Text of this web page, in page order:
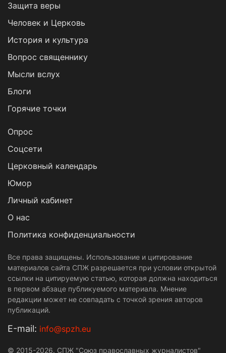
Защита веры
Человек и Церковь
История и культура
Вопрос священнику
Мысли вслух
Блоги
Горячие точки
Опрос
Cоцсети
Церковный календарь
Юмор
Личный кабинет
О нас
Политика конфиденциальности
Все права защищены. Использование и цитирование
материалов сайта СПЖ разрешается при условии открытой
ссылки на цитируемую статью, которая должна находиться
в первом абзаце публикуемого материала. Мнение
редакции может не совпадать с точкой зрения авторов
публикаций.
Е-mail: info@spzh.eu
© 2015-2026. СПЖ "Союз православных журналистов"